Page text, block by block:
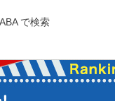
で検索